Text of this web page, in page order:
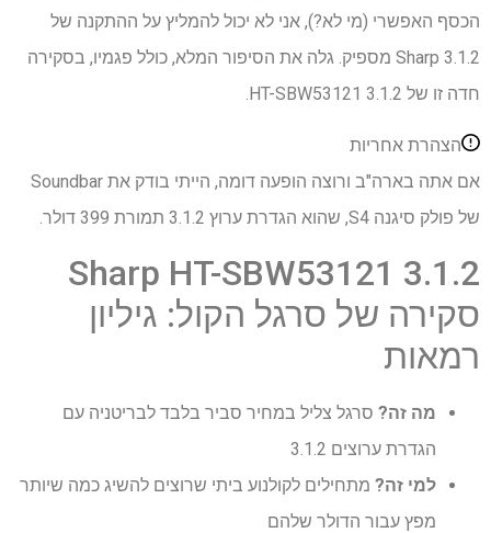
הכסף האפשרי (מי לא?), אני לא יכול להמליץ ​​על ההתקנה של
Sharp 3.1.2 מספיק. גלה את הסיפור המלא, כולל פגמיו, בסקירה
חדה זו של 3.1.2 HT-SBW53121.
הצהרת אחריות
אם אתה בארה"ב ורוצה הופעה דומה, הייתי בודק את Soundbar
של פולק סיגנה S4, שהוא הגדרת ערוץ 3.1.2 תמורת 399 דולר.
Sharp HT-SBW53121 3.1.2
סקירה של סרגל הקול: גיליון
רמאות
מה זה? סרגל צליל במחיר סביר בלבד לבריטניה עם
הגדרת ערוצים 3.1.2
למי זה? מתחילים לקולנוע ביתי שרוצים להשיג כמה שיותר
מפץ עבור הדולר שלהם